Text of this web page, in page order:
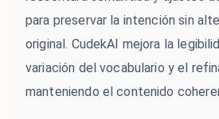
para preservar la intención sin
original. CudekAI mejora la
variación del vocabulario y el
manteniendo el contenido